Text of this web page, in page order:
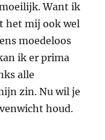
Want ik
het mij ook wel
moedeloos
ik er prima
alle
zin. Nu wil je
houd.